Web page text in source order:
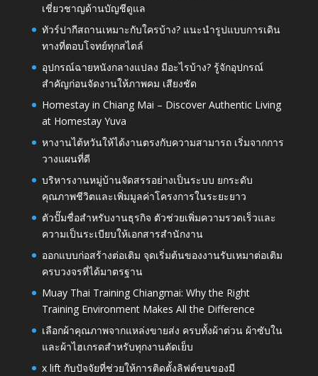
เชี่ยวชาญด้านบัญชีดูแล
ทัวร์ปากีสถานเหมาะกับใครบ้าง? แนะนำรูปแบบการเดิน
ทางที่ตอบโจทย์ทุกสไตล์
อุปกรณ์ฉายหนังกลางแปลง มีอะไรบ้าง? รู้จักอุปกรณ์
สำคัญก่อนจัดงานให้ภาพคม เสียงชัด
Homestay in Chiang Mai – Discover Authentic Living
at Homestay Yuva
หางานไต้หวันให้ได้งานตรงกับความสามารถ เริ่มจากการ
วางแผนที่ดี
บริหารงานหมู่บ้านจัดสรรอย่างเป็นระบบ ยกระดับ
คุณภาพชีวิตและเพิ่มมูลค่าโครงการในระยะยาว
ตัวปั๊มชื่อสำหรับงานธุรกิจ ตัวช่วยเพิ่มความรวดเร็วและ
ความเป็นระเบียบให้เอกสารสำนักงาน
ออกแบบก่อสร้างต่อเติม จุดเริ่มต้นของงานรับเหมาต่อเติม
ครบวงจรที่ได้มาตรฐาน
Muay Thai Training Chiangmai: Why the Right
Training Environment Makes All the Difference
เลือกผ้าคุณภาพจากแหล่งขายส่ง ครบทั้งผ้าต่วน ผ้าซับใน
และผ้าไฮเกรดสำหรับทุกงานตัดเย็บ
x lift กับปัจจัยที่ช่วยให้การติดตั้งลิฟต์ขนของมี